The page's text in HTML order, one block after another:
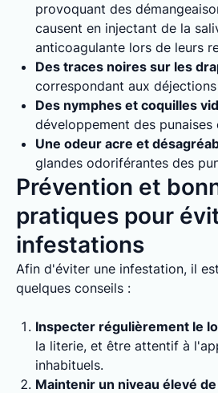
provoquant des
causent en injectant de la
anticoagulante lors de leurs
Des traces noires sur les
correspondant aux
Des nymphes et coquilles
développement des punaises
Une odeur acre et
glandes odoriférantes des
Prévention et
pratiques pour
infestations
Afin d'éviter une infestation, il
quelques conseils :
Inspecter régulièrement le
la literie, et être attentif à
inhabituels.
Maintenir un niveau élevé